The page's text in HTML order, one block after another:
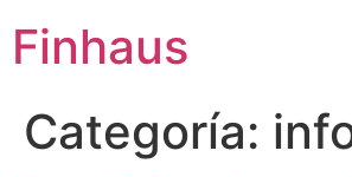
Finhaus
Categoría: